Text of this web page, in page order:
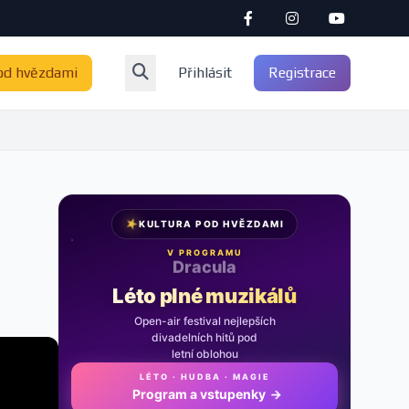
hvězdami Přihlásit Registrace
★KULTURA POD HVĚZDAMI
V PROGRAMU
Noc na Karlštejně
Léto plné muzikálů
Open-air festival nejlepších
divadelních hitů pod
letní oblohou
LÉTO · HUDBA · MAGIE
Program a vstupenky →